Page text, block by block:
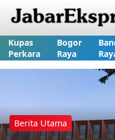
Kupas
Perkara
Bogor
Raya
Berita Utama